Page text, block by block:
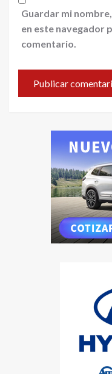
Guardar mi
en este navegador
comentario.